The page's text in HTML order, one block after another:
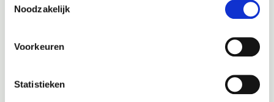
Noodzakelijk
Voorkeuren
Statistieken